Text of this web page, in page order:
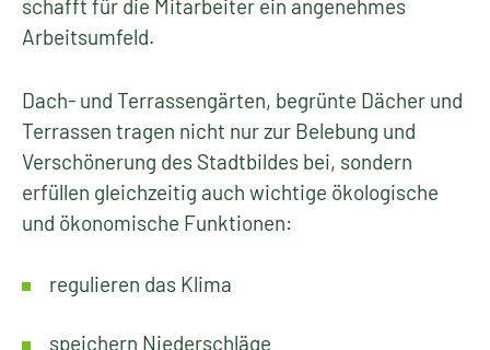
Gewerbliches Grün
Die Unternehmen des Garten- und
Landschaftsbaus sorgen für die fachgerechte
Neugestaltung, Umgestaltung und Pflege der
Außenanlagen an Industrie- und Gewerbebauten.
mehr zur Visitenkarte eines Unternehmens und
schafft für die Mitarbeiter ein angenehmes
Arbeitsumfeld.